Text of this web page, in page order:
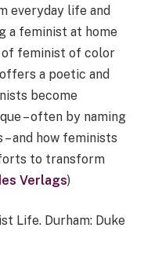
everyday life and
a feminist at home
of feminist of color
a poetic and
become
– often by naming
and how feminists
to transform
Verlags)
Life. Durham: Duke